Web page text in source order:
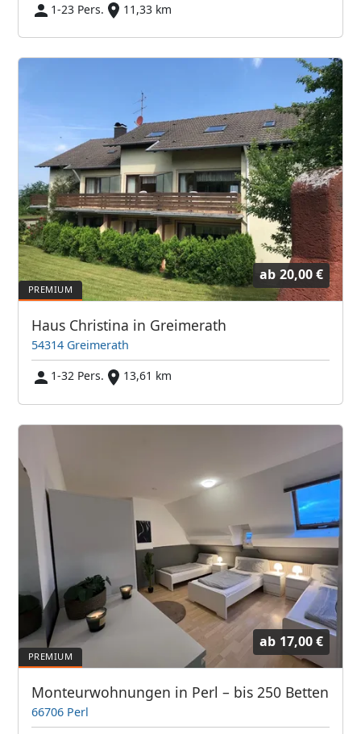
1-23 Pers.
11,33 km
ab 20,00 €
Haus Christina in Greimerath
54314 Greimerath
1-32 Pers.
13,61 km
ab 17,00 €
Monteurwohnungen in Perl – bis 250 Betten
66706 Perl